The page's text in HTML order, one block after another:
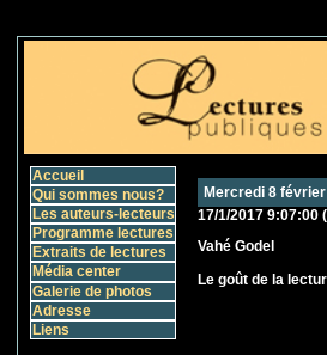
Accueil
Qui sommes nous?
Les auteurs-lecteurs
Programme lectures
Extraits de lectures
Média center
Galerie de photos
Adresse
Liens
Mercredi 8 février
17/1/2017 9:07:00 (
Vahé Godel
Le goût de la